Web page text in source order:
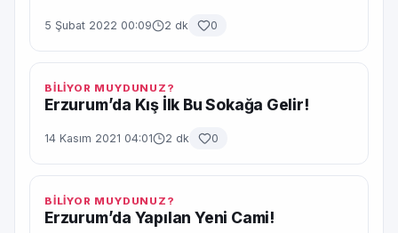
5 Şubat 2022 00:09 2 dk 0
BİLİYOR MUYDUNUZ?
Erzurum’da Kış İlk Bu Sokağa Gelir!
14 Kasım 2021 04:01 2 dk 0
BİLİYOR MUYDUNUZ?
Erzurum’da Yapılan Yeni Cami!